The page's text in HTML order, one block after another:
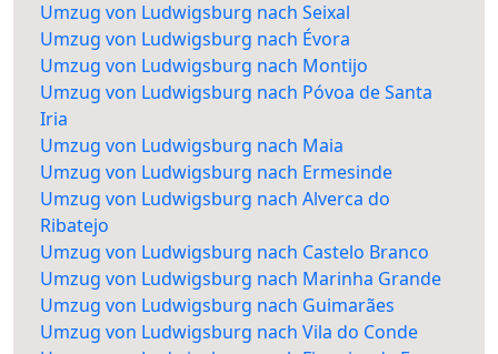
Umzug von Ludwigsburg nach Seixal
Umzug von Ludwigsburg nach Évora
Umzug von Ludwigsburg nach Montijo
Umzug von Ludwigsburg nach Póvoa de Santa
Iria
Umzug von Ludwigsburg nach Maia
Umzug von Ludwigsburg nach Ermesinde
Umzug von Ludwigsburg nach Alverca do
Ribatejo
Umzug von Ludwigsburg nach Castelo Branco
Umzug von Ludwigsburg nach Marinha Grande
Umzug von Ludwigsburg nach Guimarães
Umzug von Ludwigsburg nach Vila do Conde